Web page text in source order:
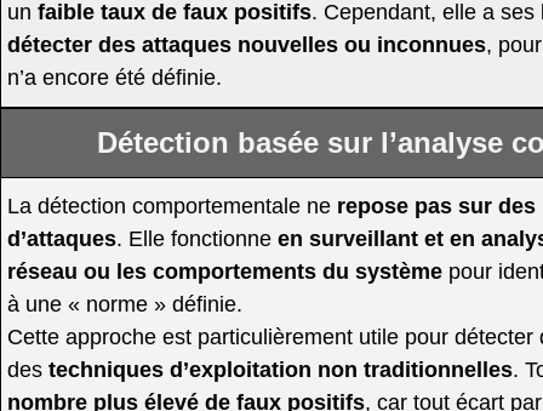
un faible taux de faux positifs. Cependant, elle a
détecter des attaques nouvelles ou inconnues,
n’a encore été définie.
Détection basée sur l’analyse
La détection comportementale ne repose pas sur
d’attaques. Elle fonctionne en surveillant et en
réseau ou les comportements du système pour
à une « norme » définie.
Cette approche est particulièrement utile pour
des techniques d’exploitation non traditionnelles.
nombre plus élevé de faux positifs, car tout écart